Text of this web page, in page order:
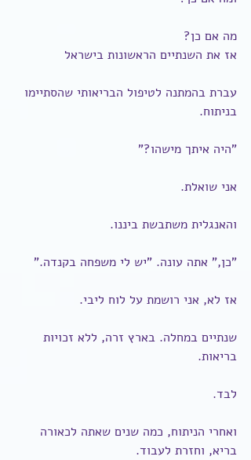
מה אם כן?
אז את השנתיים הראשונות בישראל
עברת בהמתנה לטיפול הבריאותי שהסתיימו
בניתוח.
"היה איתך מישהו?"
אני שואלת.
והאנגלית משתבשת ביננו.
"כן," אתה עונה. "יש לי משפחה בקנדה."
אז לא, אני רושמת על לוח ליבי.
שנתיים במחלה. בארץ זרה, ללא זכויות
בריאות.
לבד.
ואחרי הניתוח, כמה שנים שאתה לכאורה
בריא, וחזרת לעבוד.